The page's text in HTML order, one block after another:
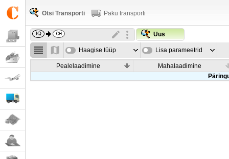
Otsi Transporti Paku transporti
Uus
Haagise tüüp Lisa parameetrid
Pealelaadimine
Mahalaadimine